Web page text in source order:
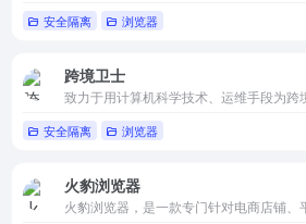
安全隔离 浏览器
跨境卫士
安全隔离 浏览器
火豹浏览器